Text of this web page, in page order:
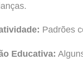
Padrões
Educativa: